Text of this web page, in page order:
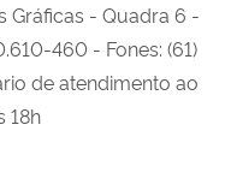
Gráficas - Quadra 6 -
460 - Fones: (61)
de atendimento ao
18h